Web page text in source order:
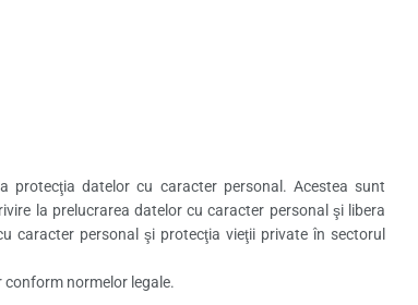
protecţia datelor cu caracter personal. Acestea sunt
la prelucrarea datelor cu caracter personal şi libera
caracter personal şi protecţia vieţii private în sectorul
normelor legale.